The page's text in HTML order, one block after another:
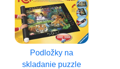
Podložky na
skladanie puzzle